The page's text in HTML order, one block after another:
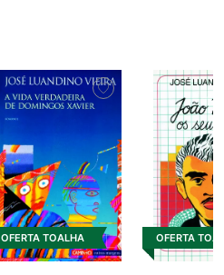
OFERTA TOALHA OFERTA